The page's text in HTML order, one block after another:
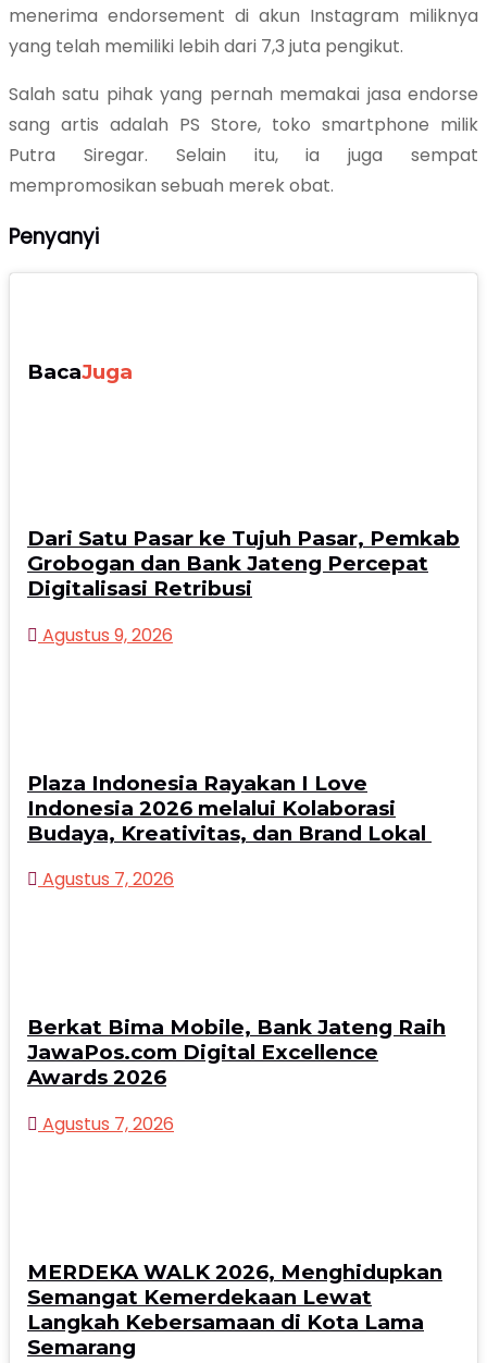
menerima endorsement di akun Instagram miliknya
yang telah memiliki lebih dari 7,3 juta pengikut.
Salah satu pihak yang pernah memakai jasa endorse
sang artis adalah PS Store, toko smartphone milik
Putra Siregar. Selain itu, ia juga sempat
mempromosikan sebuah merek obat.
Penyanyi
BacaJuga
Dari Satu Pasar ke Tujuh Pasar, Pemkab
Grobogan dan Bank Jateng Percepat
Digitalisasi Retribusi
Agustus 9, 2026
Plaza Indonesia Rayakan I Love
Indonesia 2026 melalui Kolaborasi
Budaya, Kreativitas, dan Brand Lokal
Agustus 7, 2026
Berkat Bima Mobile, Bank Jateng Raih
JawaPos.com Digital Excellence
Awards 2026
Agustus 7, 2026
MERDEKA WALK 2026, Menghidupkan
Semangat Kemerdekaan Lewat
Langkah Kebersamaan di Kota Lama
Semarang